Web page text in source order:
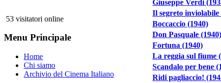
53 visitatori online
Menu Principale
Home
Chi siamo
Archivio del Cinema Italiano
Giuseppe Verdi
Il segreto inviolabile
Boccaccio (1940)
Don Pasquale (1940)
Fortuna (1940)
La reggia sul fiume
Scandalo per bene
Ridi pagliaccio!